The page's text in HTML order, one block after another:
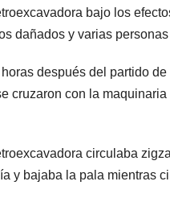
bajo los
dañados y varias
después del partido
cruzaron con la
circulaba
y bajaba la pala mientras